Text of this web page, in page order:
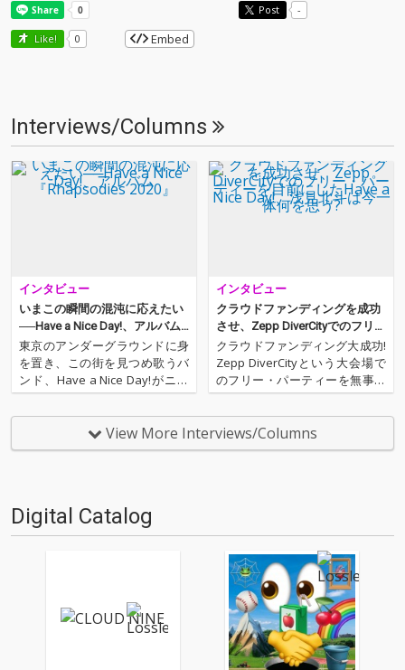
Post -
Like! 0 Embed
Interviews/Columns
インタビュー
いまこの瞬間の混沌に応えたい
──Have a Nice Day!、アルバム
『Rhapsodies 2020』
東京のアンダーグラウンドに身
を置き、この街を見つめ歌うバ
ンド、Have a Nice Day!がニュ
ー・アルバム『Rhapsodies 202
0』をリリースする。ライヴ活
動が停止したこのコロナ禍にお
いて制作された本作は、楽曲の
インタビュー
クラウドファンディングを成功
させ、Zepp DiverCityでのフリ
ー・パーティーを目前にしたHa
ve a Nice Day!、浅見北斗は今一
体何を思う?
クラウドファンディング大成功!
Zepp DiverCityという大会場で
のフリー・パーティーを無事開
催することが決定したHave a Ni
ce Day!が、資金を集めるために
CAMPFIREで発表した新作『Dys
topia Romance 3.0』が先日…
View More Interviews/Columns
Digital Catalog